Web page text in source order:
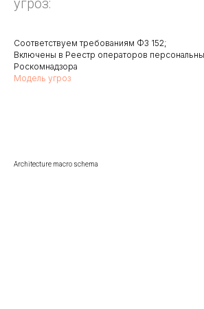
угроз:
Соответствуем требованиям ФЗ 152;
Включены в Реестр операторов
Роскомнадзора
Модель угроз
Architecture macro schema